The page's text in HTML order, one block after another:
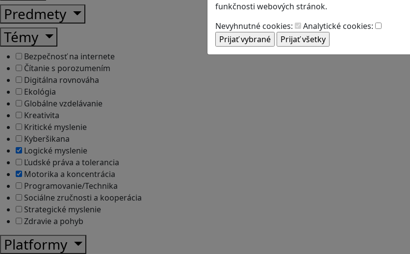
funkčnosti webových stránok.
Nevyhnutné cookies:
Analytické cookies:
Predmety
Témy
Bezpečnosť na internete
Čítanie s porozumením
Digitálna rovnováha
Ekológia
Globálne vzdelávanie
Kreativita
Kritické myslenie
Kyberšikana
Logické myslenie
Ľudské práva a tolerancia
Motorika a koncentrácia
Programovanie/Technika
Sociálne zručnosti a kooperácia
Strategické myslenie
Zdravie a pohyb
Platformy